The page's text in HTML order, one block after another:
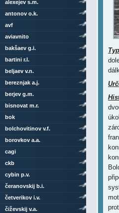
Typ
alexejev s.m.
antonov o.k.
avf
aviavnito
bakšaev g.i.
bartini r.l.
beljaev v.n.
bereznjak a.j.
berjev g.m.
bisnovat m.r.
bok
bolchovitinov v.f.
borovkov a.a.
cagi
ckb
cybin p.v.
čeranovskij b.i.
četverikov i.v.
čiževskij v.a.